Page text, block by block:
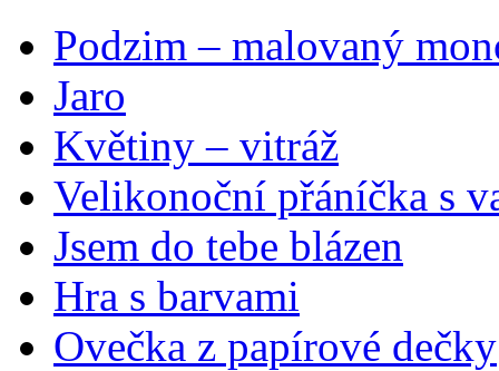
Podzim – malovaný
Jaro
Květiny – vitráž
Velikonoční přáníčka s
Jsem do tebe blázen
Hra s barvami
Ovečka z papírové dečky